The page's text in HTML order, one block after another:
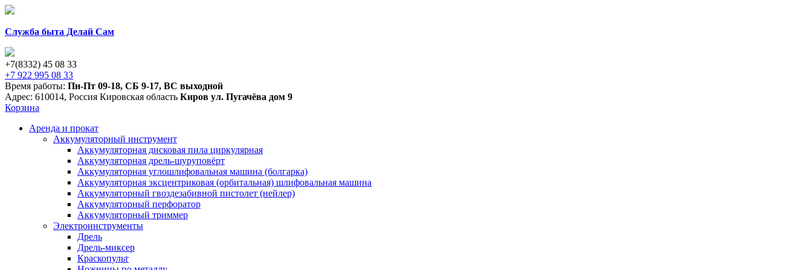
Служба быта Делай Сам
+7(8332) 45 08 33
+7 922 995 08 33
Время работы: Пн-Пт 09-18, СБ 9-17, ВС выходной
Адрес: 610014, Россия Кировская область Киров ул. Пугачёва дом 9
Корзина
Аренда и прокат
Аккумуляторный инструмент
Аккумуляторная дисковая пила циркулярная
Аккумуляторная дрель-шуруповёрт
Аккумуляторная углошлифовальная машина (болгарка)
Аккумуляторная эксцентриковая (орбитальная) шлифовальная машина
Аккумуляторный гвоздезабивной пистолет (нейлер)
Аккумуляторный перфоратор
Аккумуляторный триммер
Электроинструменты
Дрель
Дрель-миксер
Краскопульт